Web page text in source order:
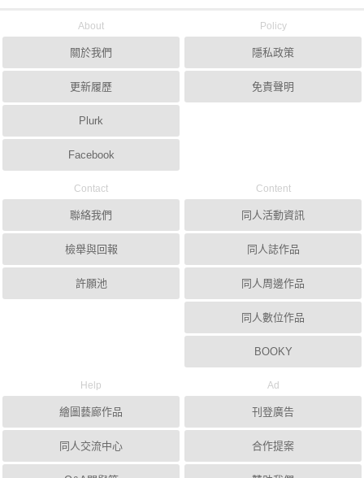
About
關於我們
更新履歷
Plurk
Facebook
Policy
隱私政策
免責聲明
Contact
聯絡我們
檢舉與回報
許願池
Content
同人活動資訊
同人誌作品
同人周邊作品
同人數位作品
BOOKY
Help
繪圖藝廊作品
同人交流中心
Ad
刊登廣告
合作提案